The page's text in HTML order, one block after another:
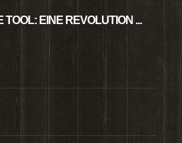
TOOL: EINE REVOLUTION ...